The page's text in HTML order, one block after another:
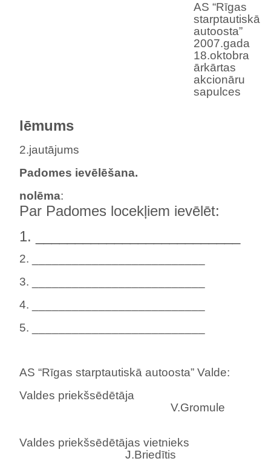
AS “Rīgas
starptautiskā
autoosta”
2007.gada
18.oktobra
ārkārtas
akcionāru
sapulces
lēmums
2.jautājums
Padomes ievēlēšana.
nolēma:
Par Padomes locekļiem ievēlēt:
1. __________________________
2. __________________________
3. __________________________
4. __________________________
5. __________________________
AS “Rīgas starptautiskā autoosta” Valde:
Valdes priekšsēdētāja
V.Gromule
Valdes priekšsēdētājas vietnieks
J.Briedītis